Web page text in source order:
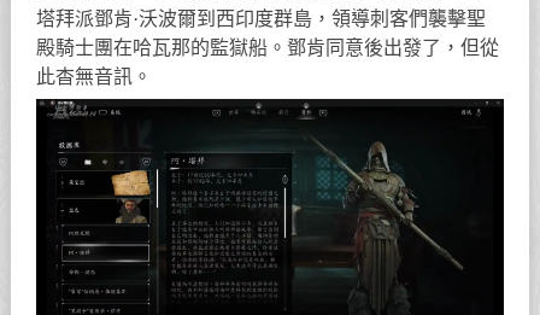
塔拜派鄧肯·沃波爾到西印度群島，領導刺客們襲擊聖
殿騎士團在哈瓦那的監獄船。鄧肯同意後出發了，但從
此杳無音訊。